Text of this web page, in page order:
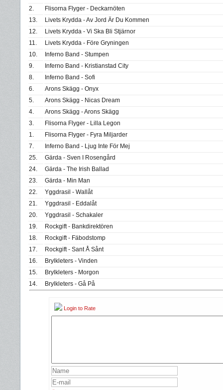
2.
Flisorna Flyger - Deckarnöten
13.
Livets Krydda - Av Jord Är Du Kommen
12.
Livets Krydda - Vi Ska Bli Stjärnor
11.
Livets Krydda - Före Gryningen
10.
Inferno Band - Stumpen
9.
Inferno Band - Kristianstad City
8.
Inferno Band - Sofi
6.
Arons Skägg - Onyx
5.
Arons Skägg - Nicas Dream
4.
Arons Skägg - Arons Skägg
3.
Flisorna Flyger - Lilla Legon
1.
Flisorna Flyger - Fyra Miljarder
7.
Inferno Band - Ljug Inte För Mej
25.
Gärda - Sven I Rosengård
24.
Gärda - The Irish Ballad
23.
Gärda - Min Man
22.
Yggdrasil - Wallåt
21.
Yggdrasil - Eddalåt
20.
Yggdrasil - Schakaler
19.
Rockgift - Bankdirektören
18.
Rockgift - Fäbodstomp
17.
Rockgift - Sant Å Sånt
16.
Brylkleters - Vinden
15.
Brylkleters - Morgon
14.
Brylkleters - Gå På
Login to Rate